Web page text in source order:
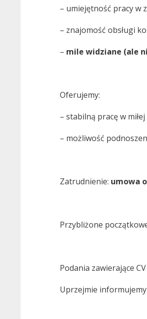
– umiejętność pracy w
– znajomość obsługi
– mile widziane (ale
Oferujemy:
– stabilną pracę w
– możliwość
Zatrudnienie: umowa
Przybliżone
Podania zawierające
Uprzejmie